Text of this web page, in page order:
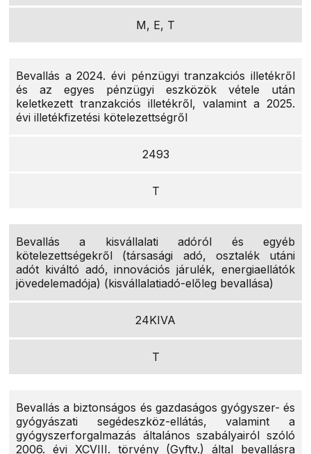
M, E, T
Bevallás a 2024. évi pénzügyi tranzakciós illetékről
és az egyes pénzügyi eszközök vétele után
keletkezett tranzakciós illetékről, valamint a 2025.
évi illetékfizetési kötelezettségről
2493
T
Bevallás a kisvállalati adóról és egyéb
kötelezettségekről (társasági adó, osztalék utáni
adót kiváltó adó, innovációs járulék, energiaellátók
jövedelemadója) (kisvállalatiadó-előleg bevallása)
24KIVA
T
Bevallás a biztonságos és gazdaságos gyógyszer- és
gyógyászati segédeszköz-ellátás, valamint a
gyógyszerforgalmazás általános szabályairól szóló
2006. évi XCVIII. törvény (Gyftv.) által bevallásra